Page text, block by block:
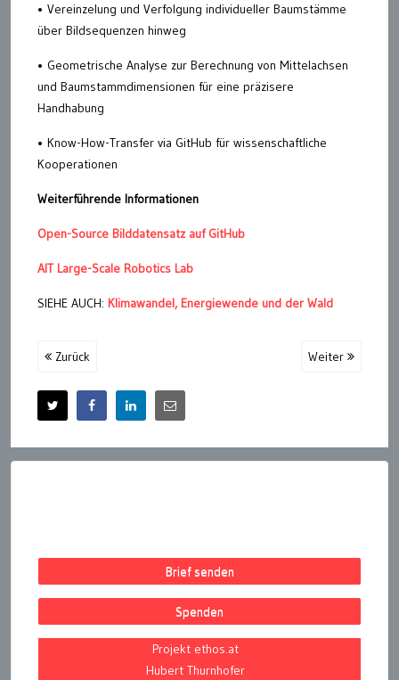
• Vereinzelung und Verfolgung individueller Baumstämme
über Bildsequenzen hinweg
• Geometrische Analyse zur Berechnung von Mittelachsen
und Baumstammdimensionen für eine präzisere
Handhabung
• Know-How-Transfer via GitHub für wissenschaftliche
Kooperationen
Weiterführende Informationen
Open-Source Bilddatensatz auf GitHub
AIT Large-Scale Robotics Lab
SIEHE AUCH: Klimawandel, Energiewende und der Wald
Zurück Weiter
Brief senden
Spenden
Projekt ethos.at
Hubert Thurnhofer